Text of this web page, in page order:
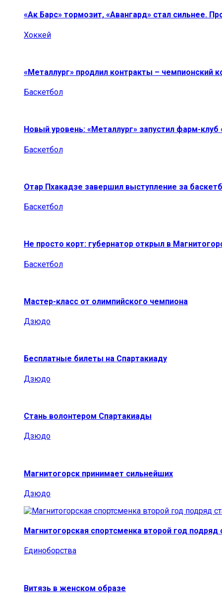
«Ак Барс» тормозит, «Авангард» стал сильнее.
Хоккей
«Металлург» продлил контракты – чемпионский
Баскетбол
Новый уровень: «Металлург» запустил фарм-
Баскетбол
Отар Пхакадзе завершил выступление за
Баскетбол
Не просто корт: губернатор открыл в
Баскетбол
Мастер-класс от олимпийского чемпиона
Дзюдо
Бесплатные билеты на Спартакиаду
Дзюдо
Стань волонтером Спартакиады
Дзюдо
Магнитогорск принимает сильнейших
Дзюдо
Магнитогорская спортсменка второй год подряд
Единоборства
Витязь в женском образе